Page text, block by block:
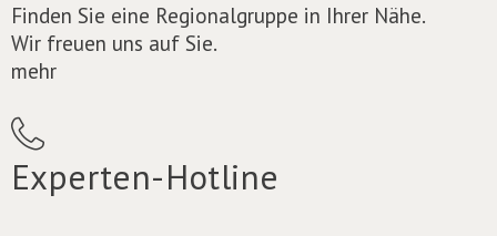
Finden Sie eine Regionalgruppe in Ihrer Nähe.
Wir freuen uns auf Sie.
mehr
Experten-Hotline